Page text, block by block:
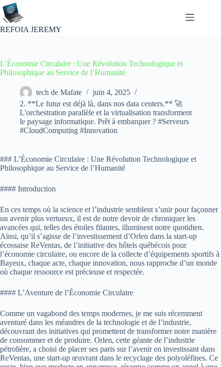
Passer
au
contenu
REFOIA JEREMY
L’Économie Circulaire : Une Révolution Technologique et
Philosophique au Service de l’Humanité
tech de Mafate
juin 4, 2025
2. **Le futur est déjà là, dans nos data centers.** 🚀
L'orchestration parallèle et la virtualisation transforment
le paysage informatique. Prêt à embarquer ? #Serveurs
#CloudComputing #Innovation
### L’Économie Circulaire : Une Révolution Technologique et
Philosophique au Service de l’Humanité
#### Introduction
En ces temps où la science et l’industrie semblent s’unir pour façonner
un avenir plus vertueux, il est de notre devoir de chroniquer les
avancées qui, telles des étoiles filantes, illuminent notre quotidien.
Ainsi, qu’il s’agisse de l’investissement d’Orlen dans la start-up
écossaise ReVentas, de l’initiative des hôtels québécois pour
l’économie circulaire, ou encore de la collecte d’équipements sportifs à
Bayeux, chaque acte, chaque innovation, nous rapproche d’un monde
où chaque ressource est précieuse et respectée.
#### L’Aventure de l’Économie Circulaire
Comme un vagabond des temps modernes, je me suis récemment
aventuré dans les méandres de la technologie et de l’industrie,
découvrant des initiatives qui promettent de transformer notre manière
de consommer et de produire. Orlen, cette géante de l’industrie
pétrolière, a choisi de placer ses paris sur l’avenir en investissant dans
ReVentas, une start-up œuvrant dans le recyclage des polyoléfines. Ce